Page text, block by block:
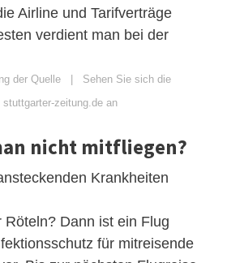
Airline und Tarifverträge
verdient man bei der
der Quelle | Sehen Sie sich die
zeitung.de an
nicht mitfliegen?
Krankheiten
Dann ist ein Flug
für mitreisende